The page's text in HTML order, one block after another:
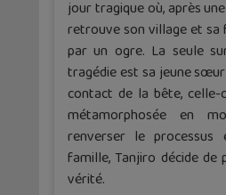
jour tragique où, après
retrouve son village et sa
par un ogre. La seule
tragédie est sa jeune sœur
contact de la bête, celle-
métamorphosée en
renverser le
famille, Tanjiro décide
vérité.